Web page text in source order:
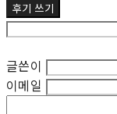
후기 쓰기
글쓴이
이메일